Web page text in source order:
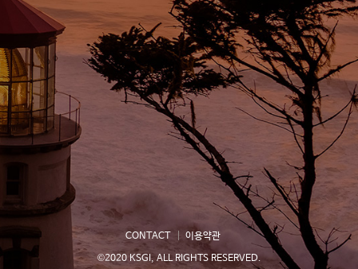
CONTACT
이용약관
©2020 KSGI, ALL RIGHTS RESERVED.